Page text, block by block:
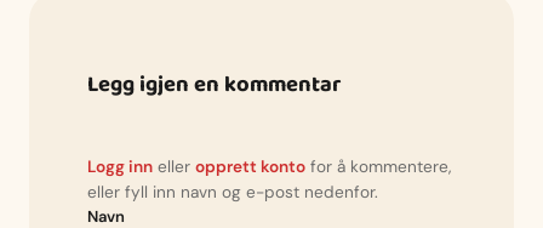
Legg igjen en kommentar
Logg inn eller opprett konto for å kommentere,
eller fyll inn navn og e-post nedenfor.
Navn